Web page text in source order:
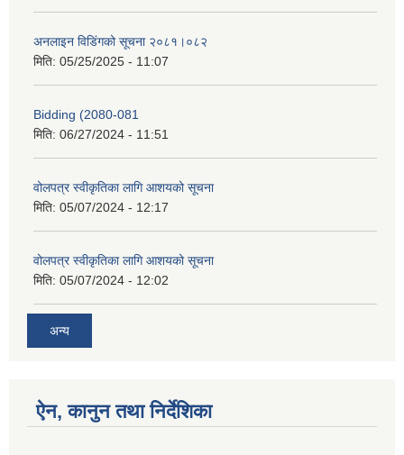
अनलाइन विडि‌ं‍गको सूचना २०८१।०८२
मिति: 05/25/2025 - 11:07
Bidding (2080-081
मिति: 06/27/2024 - 11:51
वोलपत्र स्वीकृतिका लागि आशयको सूचना
मिति: 05/07/2024 - 12:17
वोलपत्र स्वीकृतिका लागि आशयको सूचना
मिति: 05/07/2024 - 12:02
अन्य
ऐन, कानुन तथा निर्देशिका